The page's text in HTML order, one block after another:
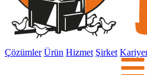
Çözümler Ürün Hizmet Şirket